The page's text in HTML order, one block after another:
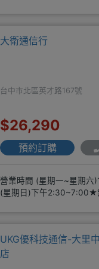
大衛通信行
台中市北區英才路167號
$26,290
預約訂購
營業時間 (星期一~星期六
(星期日)下午2:30~7:00★
UKG優科技通信-大里
店